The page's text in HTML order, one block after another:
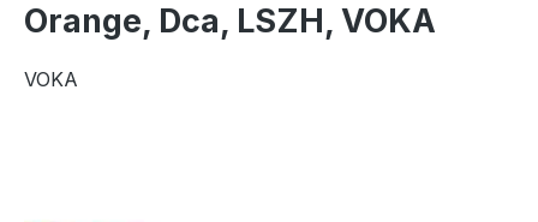
Orange, Dca, LSZH, VOKA
VOKA